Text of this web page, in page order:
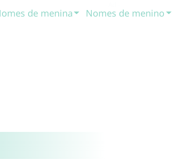
de menina Nomes de menino